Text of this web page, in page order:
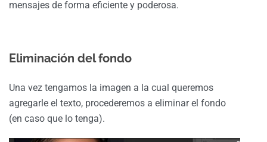
mensajes de forma eficiente y poderosa.
Eliminación del fondo
Una vez tengamos la imagen a la cual queremos
agregarle el texto, procederemos a eliminar el fondo
(en caso que lo tenga).